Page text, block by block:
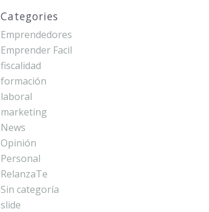
Categories
Emprendedores
Emprender Facil
fiscalidad
formación
laboral
marketing
News
Opinión
Personal
RelanzaTe
Sin categoría
slide